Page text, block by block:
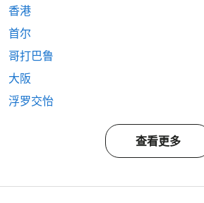
香港
首尔
哥打巴鲁
大阪
浮罗交怡
查看更多